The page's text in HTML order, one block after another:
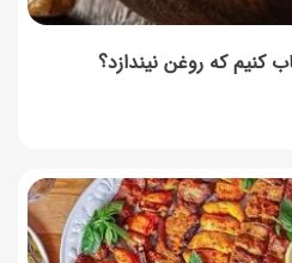
کنیم که روغن نیندازد؟